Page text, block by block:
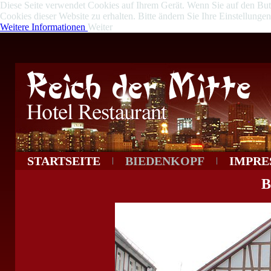
Diese Seite verwendet Cookies auf Ihrem Gerät. Wenn Sie auf den
Cookies dieser Website zu erhalten. Bitte ändern Sie Ihre
Weitere Informationen Weiter
STARTSEITE BIEDENKOPF